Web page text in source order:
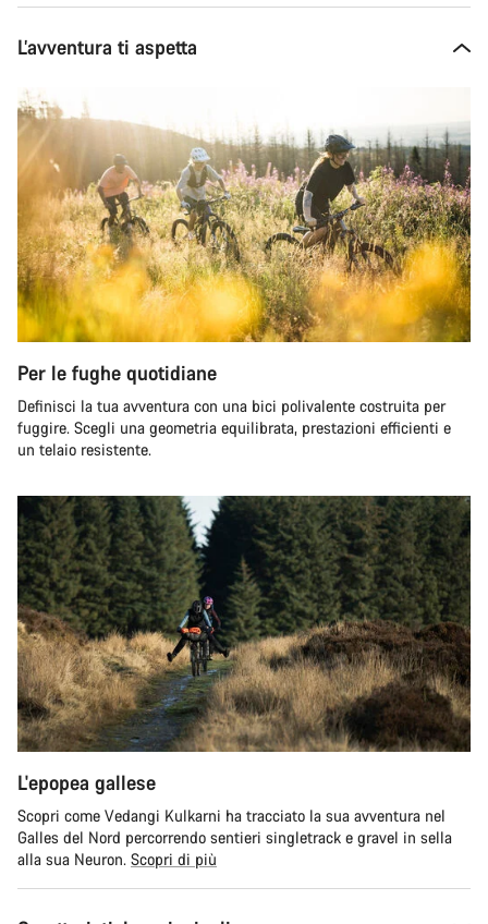
L’avventura ti aspetta
Per le fughe quotidiane
Definisci la tua avventura con una bici polivalente costruita per
fuggire. Scegli una geometria equilibrata, prestazioni efficienti e
un telaio resistente.
L'epopea gallese
Scopri come Vedangi Kulkarni ha tracciato la sua avventura nel
Galles del Nord percorrendo sentieri singletrack e gravel in sella
alla sua Neuron. Scopri di più